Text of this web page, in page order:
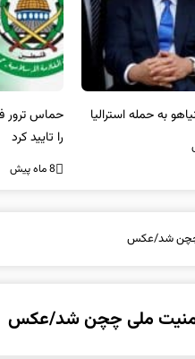
ارشد القسام
عراقچی:
تنها از
محقق می‌شود
8 ماه پیش
چچن شد/عکس
امنیت ملی چچن شد/عکس